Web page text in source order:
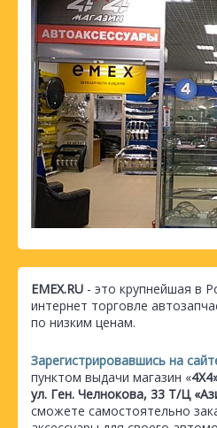
EMEX.RU - это крупнейшая в
интернет торговле
по низким ценам.
Зарегистрировавшись на
пунктом выдачи магазин «
ул. Ген. Челнокова, 33 Т/Ц
сможете самостоятельно